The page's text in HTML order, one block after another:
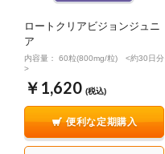
ロートクリアビジョンジュニ
ア
内容量： 60粒(800mg/粒) <約30日分
>
￥1,620 (税込)
便利な定期購入